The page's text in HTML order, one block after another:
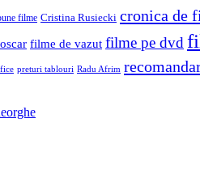
filme Cristina Rusiecki cronica de
filme de vazut filme pe dvd
preturi tablouri Radu Afrim